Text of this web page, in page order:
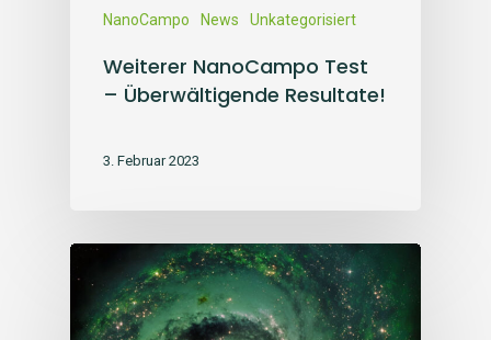
NanoCampo News Unkategorisiert
Weiterer NanoCampo Test
– Überwältigende Resultate!
3. Februar 2023